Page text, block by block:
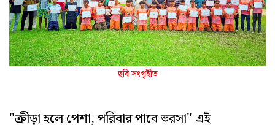
ছবি সংগৃহীত
"ক্রীড়া হলে পেশা, পরিবার পাবে ভরসা" এই